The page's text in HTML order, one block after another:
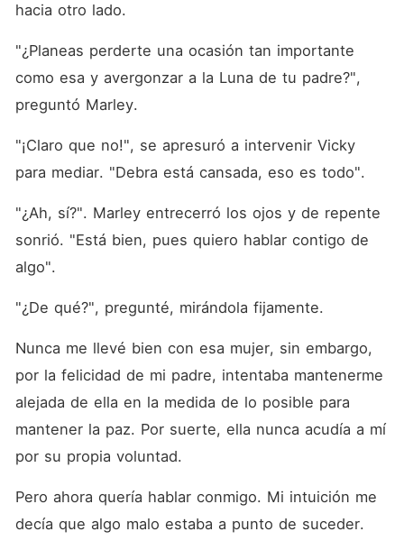
hacia otro lado.
"¿Planeas perderte una ocasión tan importante
como esa y avergonzar a la Luna de tu padre?",
preguntó Marley.
"¡Claro que no!", se apresuró a intervenir Vicky
para mediar. "Debra está cansada, eso es todo".
"¿Ah, sí?". Marley entrecerró los ojos y de repente
sonrió. "Está bien, pues quiero hablar contigo de
algo".
"¿De qué?", pregunté, mirándola fijamente.
Nunca me llevé bien con esa mujer, sin embargo,
por la felicidad de mi padre, intentaba mantenerme
alejada de ella en la medida de lo posible para
mantener la paz. Por suerte, ella nunca acudía a mí
por su propia voluntad.
Pero ahora quería hablar conmigo. Mi intuición me
decía que algo malo estaba a punto de suceder.